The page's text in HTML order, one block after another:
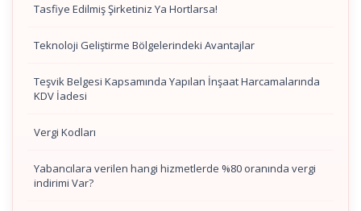
Tasfiye Edilmiş Şirketiniz Ya Hortlarsa!
Teknoloji Geliştirme Bölgelerindeki Avantajlar
Teşvik Belgesi Kapsamında Yapılan İnşaat Harcamalarında
KDV İadesi
Vergi Kodları
Yabancılara verilen hangi hizmetlerde %80 oranında vergi
indirimi Var?